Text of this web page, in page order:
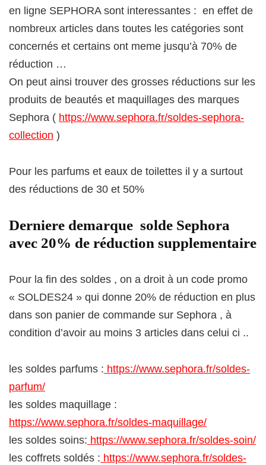
en ligne SEPHORA sont interessantes : en effet de
nombreux articles dans toutes les catégories sont
concernés et certains ont meme jusqu’à 70% de
réduction …
On peut ainsi trouver des grosses réductions sur les
produits de beautés et maquillages des marques
Sephora ( https://www.sephora.fr/soldes-sephora-
collection )
Pour les parfums et eaux de toilettes il y a surtout
des réductions de 30 et 50%
Derniere demarque solde Sephora
avec 20% de réduction supplementaire
Pour la fin des soldes , on a droit à un code promo
« SOLDES24 » qui donne 20% de réduction en plus
dans son panier de commande sur Sephora , à
condition d’avoir au moins 3 articles dans celui ci ..
les soldes parfums : https://www.sephora.fr/soldes-
parfum/
les soldes maquillage :
https://www.sephora.fr/soldes-maquillage/
les soldes soins: https://www.sephora.fr/soldes-soin/
les coffrets soldés : https://www.sephora.fr/soldes-